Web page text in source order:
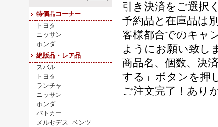
特価品コーナー
トヨタ
ニッサン
ホンダ
絶版品・レア品
スバル
トヨタ
ランチャ
ニッサン
ホンダ
パトカー
メルセデス ベンツ
引き決済をご選択
予約品と在庫品は
客様都合でのキャ
ようにお願い致し
商品名、個数、決
する」ボタンを押
ご注文完了！あり